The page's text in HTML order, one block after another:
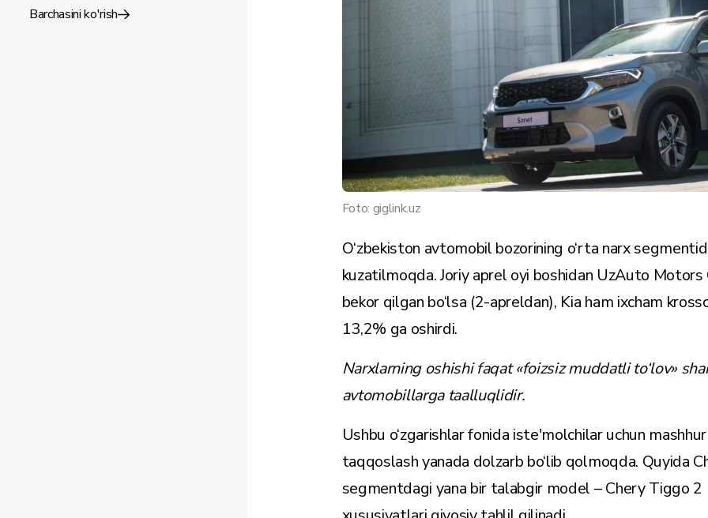
Barchasini ko'rish
Foto: giglink.uz
O‘zbekiston avtomobil bozorining o‘rta narx
kuzatilmoqda. Joriy aprel oyi boshidan UzAuto
bekor qilgan bo‘lsa (2-apreldan), Kia ham ixcham
13,2% ga oshirdi.
Narxlarning oshishi faqat «foizsiz muddatli to‘lov»
avtomobillarga taalluqlidir.
Ushbu o‘zgarishlar fonida iste'molchilar uchun
taqqoslash yanada dolzarb bo‘lib qolmoqda. Quyida
segmentdagi yana bir talabgir model – Chery Tiggo 2